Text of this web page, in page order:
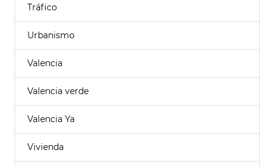
Tráfico
Urbanismo
Valencia
Valencia verde
Valencia Ya
Vivienda